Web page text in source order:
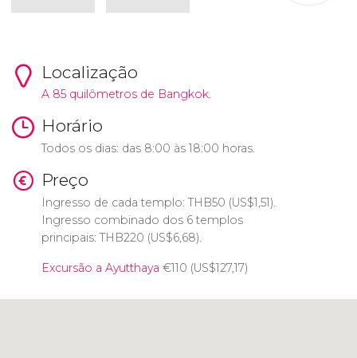
Localização
A 85 quilômetros de Bangkok.
Horário
Todos os dias: das 8:00 às 18:00 horas.
Preço
Ingresso de cada templo:THB50 (US$1,51).
Ingresso combinado dos 6 templos
principais:THB220 (US$6,68).
Excursão a Ayutthaya €110 (US$127,17)